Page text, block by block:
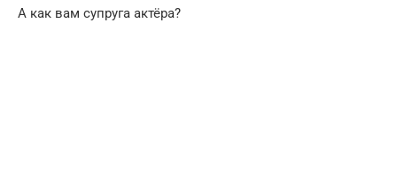
А как вам супруга актёра?